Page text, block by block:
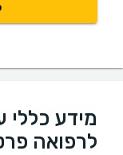
מידע כללי
לרפואה